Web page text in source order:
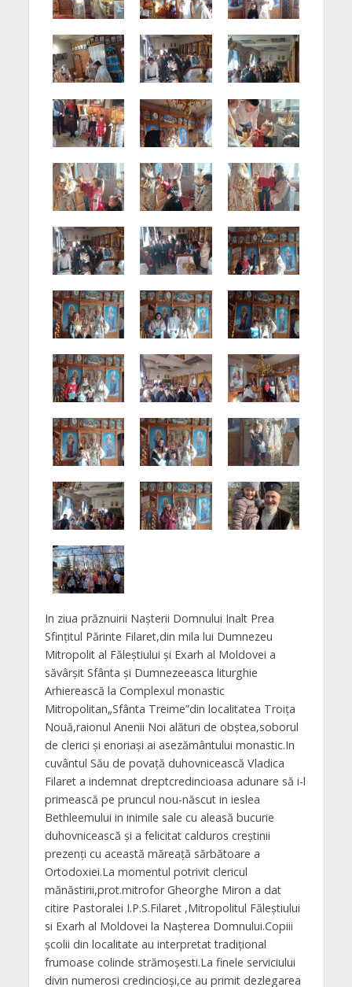
In ziua prăznuirii Nașterii Domnului Inalt Prea
Sfințitul Părinte Filaret,din mila lui Dumnezeu
Mitropolit al Făleștiului și Exarh al Moldovei a
săvârșit Sfânta și Dumnezeeasca liturghie
Arhierească la Complexul monastic
Mitropolitan„Sfânta Treime”din localitatea Troița
Nouă,raionul Anenii Noi alături de obștea,soborul
de clerici și enoriași ai asezământului monastic.In
cuvântul Său de povață duhovnicească Vladica
Filaret a indemnat dreptcredincioasa adunare să i-l
primească pe pruncul nou-născut in ieslea
Bethleemului in inimile sale cu aleasă bucurie
duhovnicească și a felicitat calduros creștinii
prezenți cu această măreață sărbătoare a
Ortodoxiei.La momentul potrivit clericul
mănăstirii,prot.mitrofor Gheorghe Miron a dat
citire Pastoralei I.P.S.Filaret ,Mitropolitul Făleștiului
si Exarh al Moldovei la Nașterea Domnului.Copiii
școlii din localitate au interpretat tradițional
frumoase colinde strămoșesti.La finele serviciului
divin numerosi credincioși,ce au primit dezlegarea